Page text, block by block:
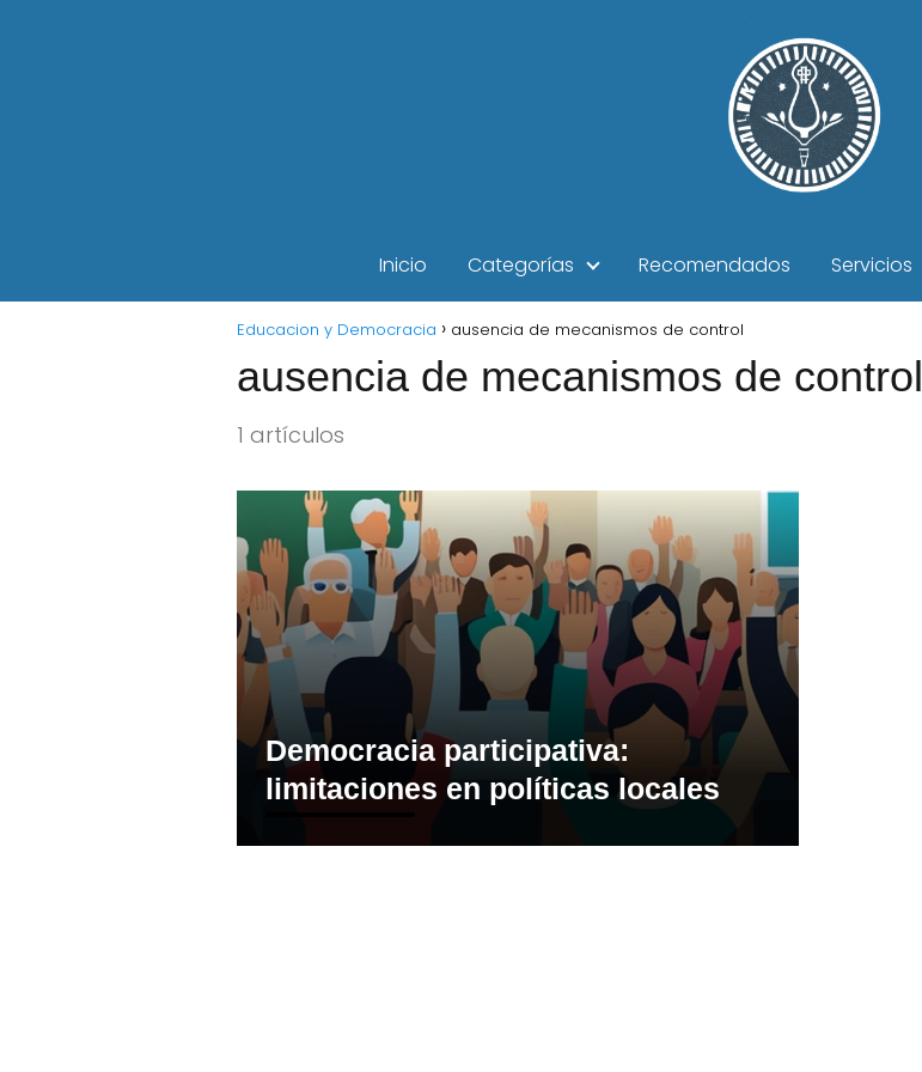
Inicio Categorías Recomendados Servicios
Educacion y Democracia ausencia de mecanismos de control
ausencia de mecanismos de control
1 artículos
Democracia participativa:
limitaciones en políticas locales